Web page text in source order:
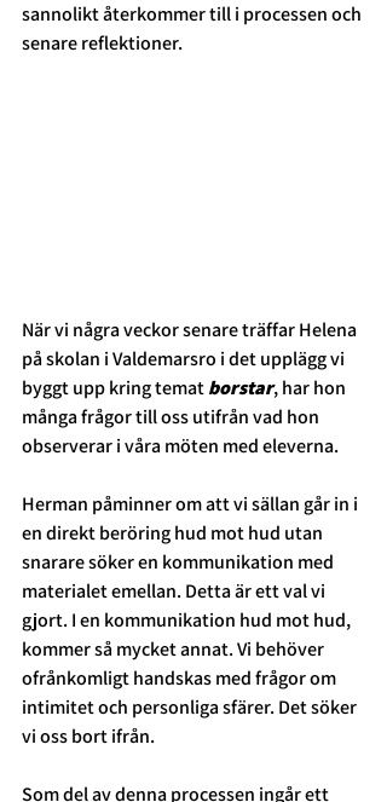
sannolikt återkommer till i processen och
senare reflektioner.
När vi några veckor senare träffar Helena
på skolan i Valdemarsro i det upplägg vi
byggt upp kring temat borstar, har hon
många frågor till oss utifrån vad hon
observerar i våra möten med eleverna.
Herman påminner om att vi sällan går in i
en direkt beröring hud mot hud utan
snarare söker en kommunikation med
materialet emellan. Detta är ett val vi
gjort. I en kommunikation hud mot hud,
kommer så mycket annat. Vi behöver
ofrånkomligt handskas med frågor om
intimitet och personliga sfärer. Det söker
vi oss bort ifrån.
Som del av denna processen ingår ett